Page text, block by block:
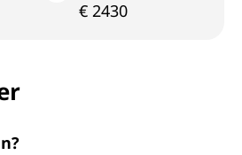
€ 2430